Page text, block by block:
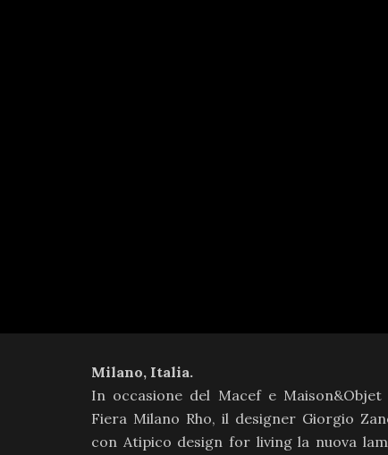
Milano, Italia.
In occasione del Macef e
Fiera Milano Rho, il designer Giorgio
con Atipico design for living la nuova